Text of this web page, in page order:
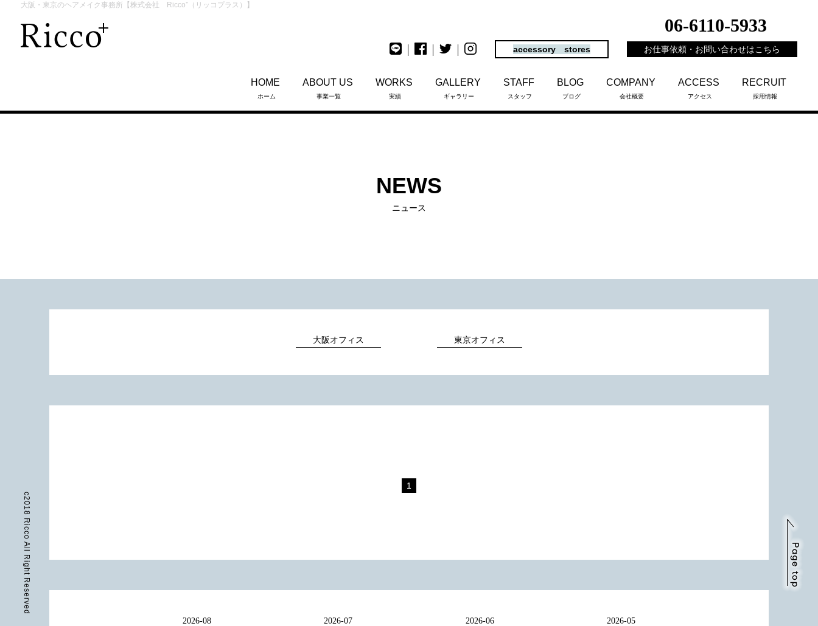
大阪・東京のヘアメイク事務所【株式会社 Ricco⁺（リッコプラス）】
06-6110-5933
accessory stores お仕事依頼・お問い合わせはこちら
HOME
ホーム
ABOUT US
事業一覧
WORKS
実績
GALLERY
ギャラリー
STAFF
スタッフ
BLOG
ブログ
COMPANY
会社概要
ACCESS
アクセス
RECRUIT
採用情報
NEWS
ニュース
大阪オフィス 東京オフィス
1
2026-08 2026-07 2026-06 2026-05
c2018 Ricco All Right Reserved